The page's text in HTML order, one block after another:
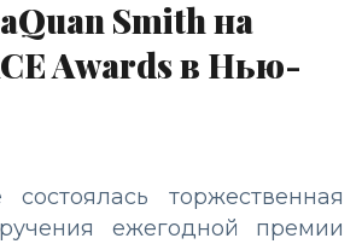
Smith на
Awards в Нью-
торжественная
ежегодной премии